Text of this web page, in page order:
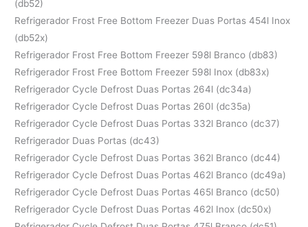
(db52)
Refrigerador Frost Free Bottom Freezer Duas Portas 454l Inox
(db52x)
Refrigerador Frost Free Bottom Freezer 598l Branco (db83)
Refrigerador Frost Free Bottom Freezer 598l Inox (db83x)
Refrigerador Cycle Defrost Duas Portas 264l (dc34a)
Refrigerador Cycle Defrost Duas Portas 260l (dc35a)
Refrigerador Cycle Defrost Duas Portas 332l Branco (dc37)
Refrigerador Duas Portas (dc43)
Refrigerador Cycle Defrost Duas Portas 362l Branco (dc44)
Refrigerador Cycle Defrost Duas Portas 462l Branco (dc49a)
Refrigerador Cycle Defrost Duas Portas 465l Branco (dc50)
Refrigerador Cycle Defrost Duas Portas 462l Inox (dc50x)